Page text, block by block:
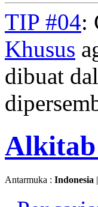
TIP #04:
Khusus
dibuat
Antarmuka : Indonesia |